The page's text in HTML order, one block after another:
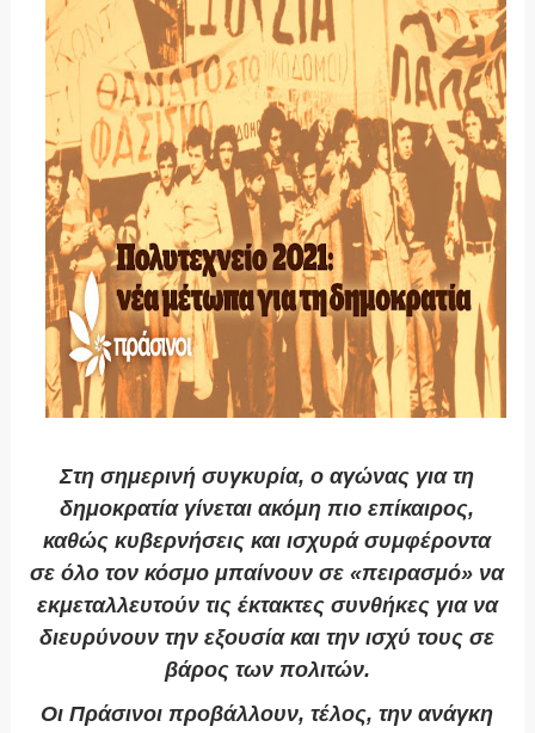
Στη σημερινή συγκυρία, ο αγώνας για τη
δημοκρατία γίνεται ακόμη πιο επίκαιρος,
καθώς κυβερνήσεις και ισχυρά συμφέροντα
σε όλο τον κόσμο μπαίνουν σε «πειρασμό» να
εκμεταλλευτούν τις έκτακτες συνθήκες για να
διευρύνουν την εξουσία και την ισχύ τους σε
βάρος των πολιτών.
Οι Πράσινοι προβάλλουν, τέλος, την ανάγκη